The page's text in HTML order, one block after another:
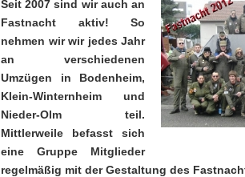
Seit 2007 sind wir auch an
Fastnacht aktiv! So
nehmen wir wir jedes Jahr
an verschiedenen
Umzügen in Bodenheim,
Klein-Winternheim und
Nieder-Olm teil.
Mittlerweile befasst sich
eine Gruppe Mitglieder
regelmäßig mit der Gestaltung des